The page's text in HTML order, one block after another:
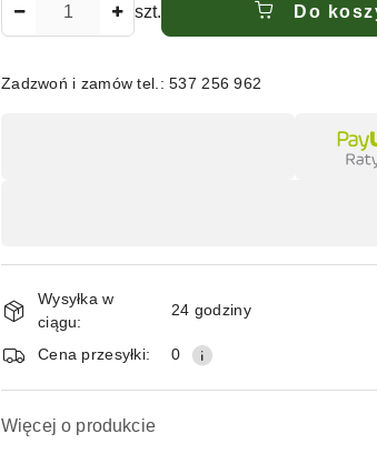
szt. Do
Zadzwoń i zamów tel.: 537 256 962
dostawa
Wysyłka w
ciągu:
24 godziny
Cena przesyłki: 0
Więcej o produkcie